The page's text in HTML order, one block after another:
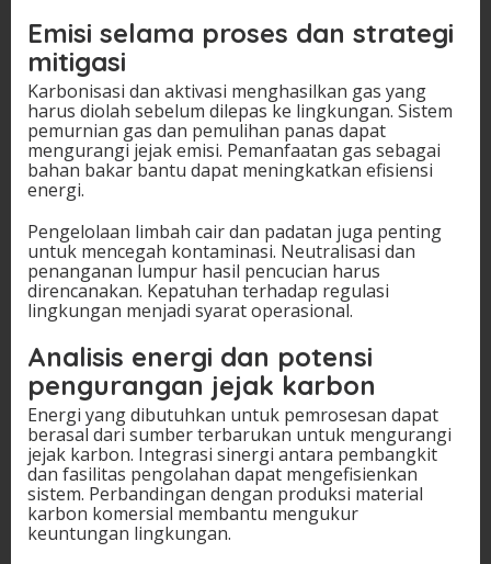
Emisi selama proses dan strategi
mitigasi
Karbonisasi dan aktivasi menghasilkan gas yang
harus diolah sebelum dilepas ke lingkungan. Sistem
pemurnian gas dan pemulihan panas dapat
mengurangi jejak emisi. Pemanfaatan gas sebagai
bahan bakar bantu dapat meningkatkan efisiensi
energi.
Pengelolaan limbah cair dan padatan juga penting
untuk mencegah kontaminasi. Neutralisasi dan
penanganan lumpur hasil pencucian harus
direncanakan. Kepatuhan terhadap regulasi
lingkungan menjadi syarat operasional.
Analisis energi dan potensi
pengurangan jejak karbon
Energi yang dibutuhkan untuk pemrosesan dapat
berasal dari sumber terbarukan untuk mengurangi
jejak karbon. Integrasi sinergi antara pembangkit
dan fasilitas pengolahan dapat mengefisienkan
sistem. Perbandingan dengan produksi material
karbon komersial membantu mengukur
keuntungan lingkungan.